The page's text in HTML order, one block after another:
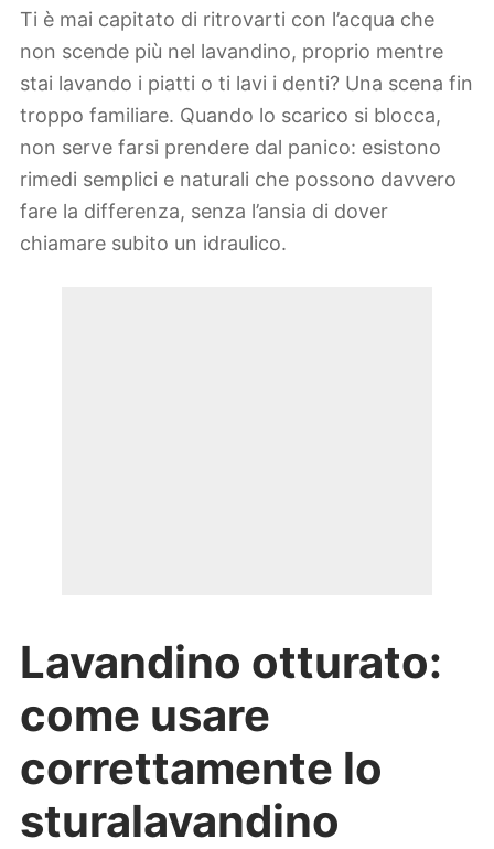
Ti è mai capitato di ritrovarti con l’acqua che
non scende più nel lavandino, proprio mentre
stai lavando i piatti o ti lavi i denti? Una scena fin
troppo familiare. Quando lo scarico si blocca,
non serve farsi prendere dal panico: esistono
rimedi semplici e naturali che possono davvero
fare la differenza, senza l’ansia di dover
chiamare subito un idraulico.
Lavandino otturato:
come usare
correttamente lo
sturalavandino